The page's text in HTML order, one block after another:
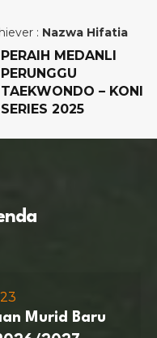
: Nazwa Hifatia
PERAIH MEDANLI
PERUNGGU
TAEKWONDO – KONI
SERIES 2025
Murid Baru